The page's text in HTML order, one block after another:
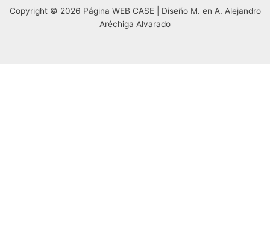
Copyright © 2026 Página WEB CASE | Diseño M. en A. Alejandro
Aréchiga Alvarado